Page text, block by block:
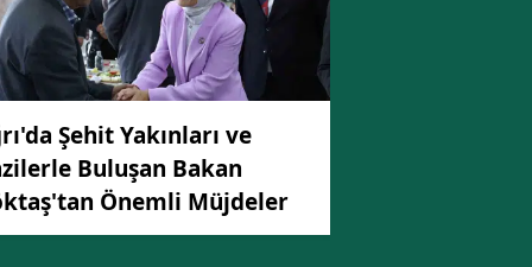
Malatya
Manisa
Kahramanmaraş
Mardin
Muğla
Şehit Yakınları ve
Buluşan Bakan
Önemli Müjdeler